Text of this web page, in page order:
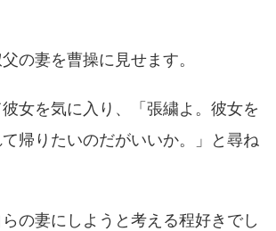
の妻を曹操に見せます。
女を気に入り、「張繍よ。彼女を
帰りたいのだがいいか。」と尋ね
の妻にしようと考える程好きでし